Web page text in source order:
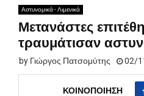
Αστυνομικά - Λιμενικά
Μετανάστες
τραυμάτισαν
by Γιώργος Πατσομύτης 02/
ΚΟΙΝΟΠΟΊΗΣΗ